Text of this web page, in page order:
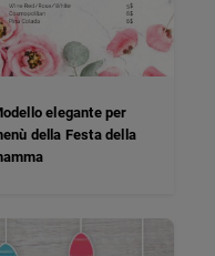
elegante per
della Festa della